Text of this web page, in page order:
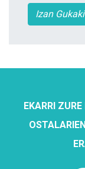
Izan
EKARRI